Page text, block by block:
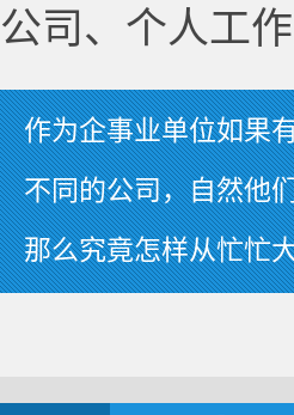
公司、个人工
作为企事业单位如果
不同的公司，自然他
那么究竟怎样从忙忙